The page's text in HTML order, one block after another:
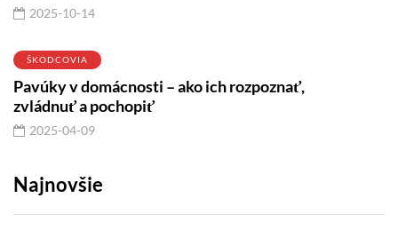
2025-10-14
ŠKODCOVIA
Pavúky v domácnosti – ako ich rozpoznať,
zvládnuť a pochopiť
2025-04-09
Najnovšie